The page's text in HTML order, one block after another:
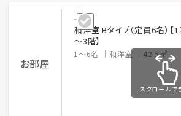
お部屋
和洋室 Bタイプ（定員6名）【
～3階】
1～6名 和洋室 42.5㎡
スクロールで